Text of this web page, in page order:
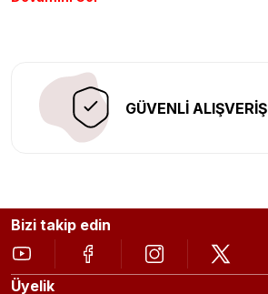
GÜVENLİ ALIŞVERİŞ
Bizi takip edin
Üyelik